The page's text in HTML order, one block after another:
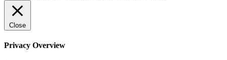
Close
Privacy Overview